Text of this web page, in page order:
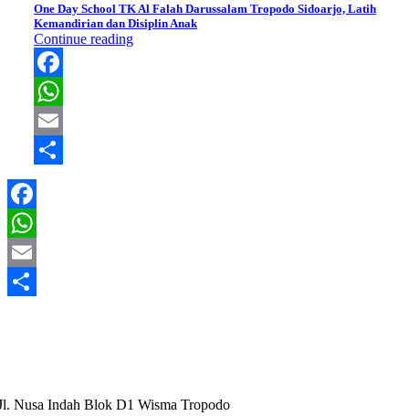
One Day School TK Al Falah Darussalam Tropodo Sidoarjo, Latih
Kemandirian dan Disiplin Anak
Continue reading
Facebook
WhatsApp
Email
Share
Facebook
WhatsApp
Email
Nusa Indah Blok D1 Wisma Tropodo